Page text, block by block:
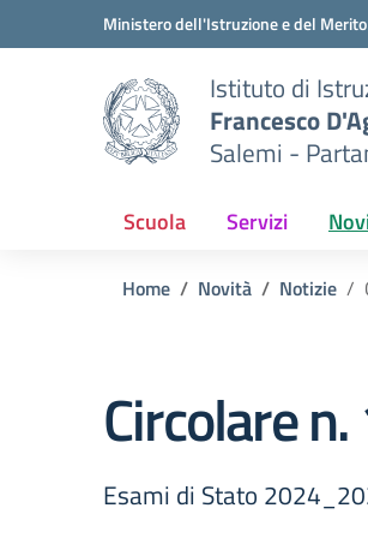
Vai ai contenuti
Vai al menu di navigazioneMinistero dell'Istruzione e del Merito
Istituto di
Francesco
Salemi -
Scuola Servizi
Home Novità Notizie
Circolare
Esami di Stato